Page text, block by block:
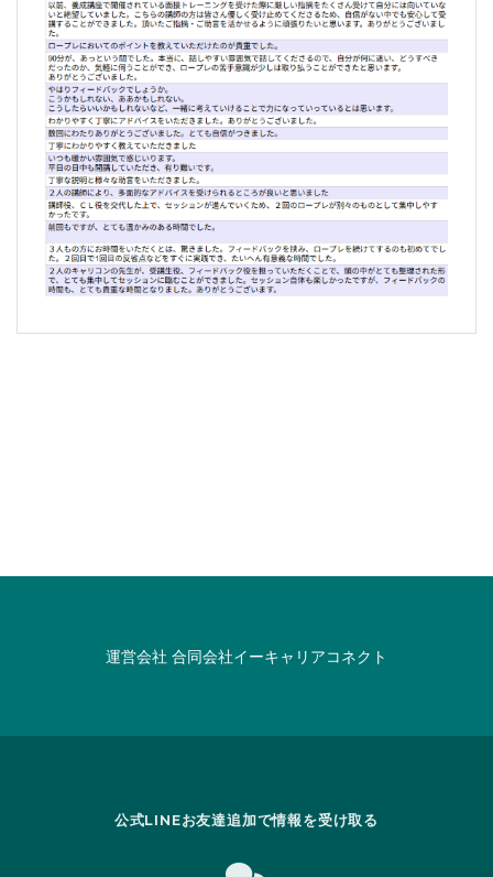
運営会社 合同会社イーキャリアコネクト
公式LINEお友達追加で情報を受け取る